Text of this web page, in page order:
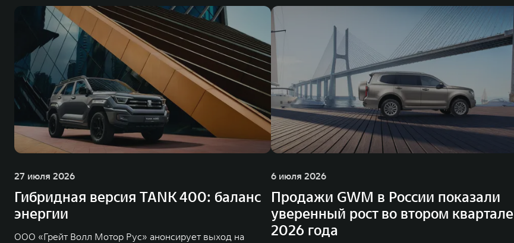
27 июля 2026
Гибридная версия TANK 400: баланс
энергии
ООО «Грейт Волл Мотор Рус» анонсирует выход на
6 июля 2026
Продажи GWM в России показали
уверенный рост во втором квартале
2026 года